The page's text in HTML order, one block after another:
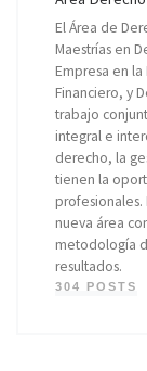
El Área de
Maestrías en
Empresa en
Financiero, y
trabajo
integral e
derecho, la
tienen la
profesionales.
nueva área
metodología
resultados.
304 POSTS